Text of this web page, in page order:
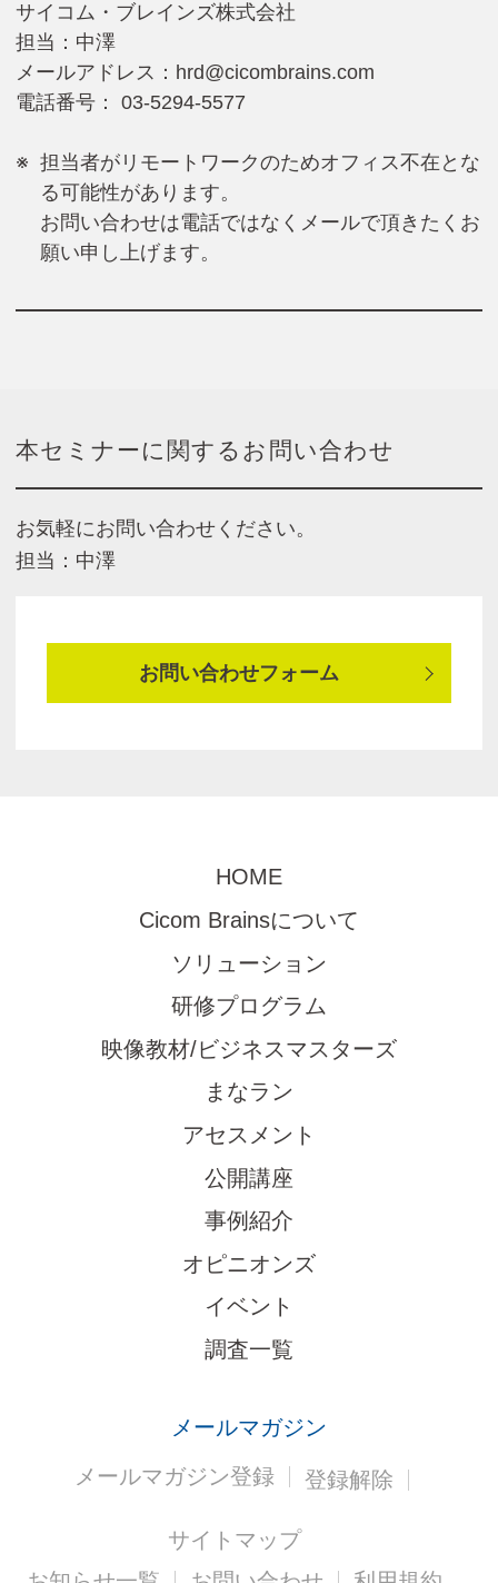
サイコム・ブレインズ株式会社
担当：中澤
メールアドレス： hrd@cicombrains.com
電話番号： 03-5294-5577
担当者がリモートワークのためオフィス不在とな
る可能性があります。
お問い合わせは電話ではなくメールで頂きたくお
願い申し上げます。
本セミナーに関するお問い合わせ
お気軽にお問い合わせください。
担当：中澤
お問い合わせフォーム
HOME
Cicom Brainsについて
ソリューション
研修プログラム
映像教材/ビジネスマスターズ
まなラン
アセスメント
公開講座
事例紹介
オピニオンズ
イベント
調査一覧
メールマガジン
メールマガジン登録
登録解除
サイトマップ